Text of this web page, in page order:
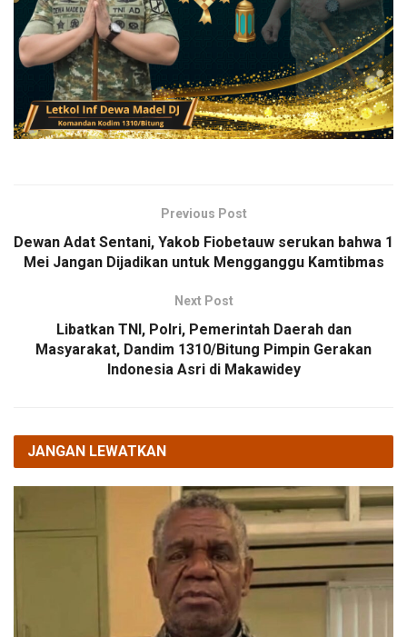
Previous Post
Dewan Adat Sentani, Yakob Fiobetauw serukan bahwa 1
Mei Jangan Dijadikan untuk Mengganggu Kamtibmas
Next Post
Libatkan TNI, Polri, Pemerintah Daerah dan
Masyarakat, Dandim 1310/Bitung Pimpin Gerakan
Indonesia Asri di Makawidey
JANGAN LEWATKAN